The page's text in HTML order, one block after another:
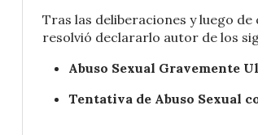
Tras las deliberaciones y luego
resolvió declararlo autor de los
Abuso Sexual Gravemente
Tentativa de Abuso Sexual